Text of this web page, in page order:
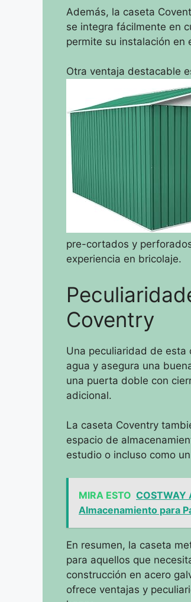
Además, la caseta
se integra fácilmente en
permite su instalación en
Otra ventaja destacable
pre-cortados y
experiencia en bricolaje.
Coventry
Una peculiaridad de esta
agua y asegura una
una puerta doble con
adicional.
La caseta Coventry
espacio de
estudio o incluso como
MIRA ESTO COSTWAY
Almacenamiento para
En resumen, la caseta
para aquellos que
construcción en acero
ofrece ventajas y